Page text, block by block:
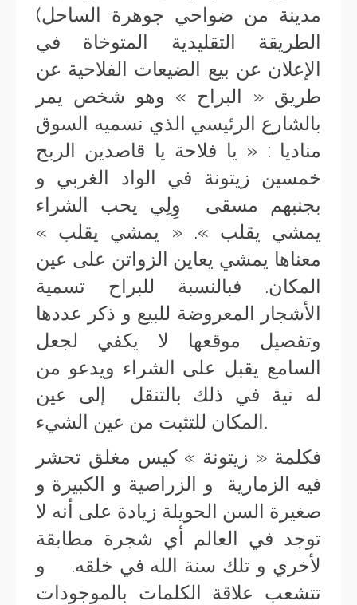
مدينة من ضواحي جوهرة الساحل)
الطريقة التقليدية المتوخاة في
الإعلان عن بيع الضيعات الفلاحية عن
طريق « البراح » وهو شخص يمر
بالشارع الرئيسي الذي نسميه السوق
مناديا : « يا فلاحة يا قاصدين الربح
خمسين زيتونة في الواد الغربي و
بجنبهم مسقى وِلِي يحب الشراء
يمشي يقلب ». « يمشي يقلب »
معناها يمشي يعاين الزواتن على عين
المكان. فبالنسبة للبراح تسمية
الأشجار المعروضة للبيع و ذكر عددها
وتفصيل موقعها لا يكفي لجعل
السامع يقبل على الشراء ويدعو من
له نية في ذلك بالتنقل إلى عين
المكان للتثبت من عين الشيء.
فكلمة « زيتونة » كيس مغلق تحشر
فيه الزمارية و الزراصية و الكبيرة و
صغيرة السن الحويلة زيادة على أنه لا
توجد في العالم أي شجرة مطابقة
لأخري و تلك سنة الله في خلقه. و
تتشعب علاقة الكلمات بالموجودات